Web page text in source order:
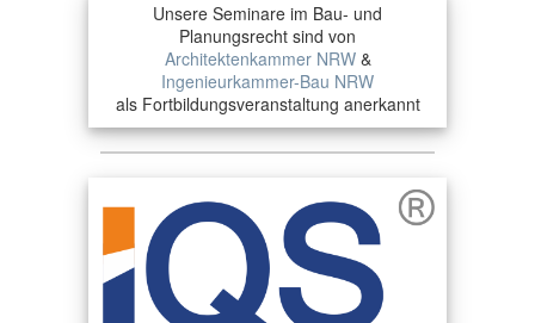
Unsere Seminare im Bau- und
Planungsrecht sind von
Architektenkammer NRW&
Ingenieurkammer-Bau NRW
als Fortbildungsveranstaltung anerkannt